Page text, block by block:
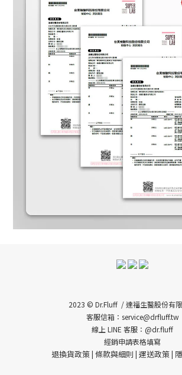
2023 © Dr.Fluff / 達福生醫股份有
客服信箱：service@drfluff.tw
線上 LINE 客服：@dr.fluff
經銷申請表格填寫
退換貨政策| 條款與細則 | 運送政策|